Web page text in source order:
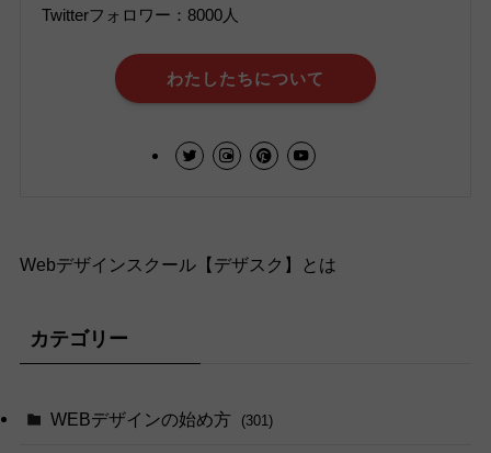
Twitterフォロワー：8000人
わたしたちについて
Webデザインスクール【デザスク】とは
カテゴリー
WEBデザインの始め方 (301)